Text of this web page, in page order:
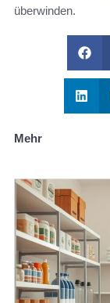
überwinden.
Mehr